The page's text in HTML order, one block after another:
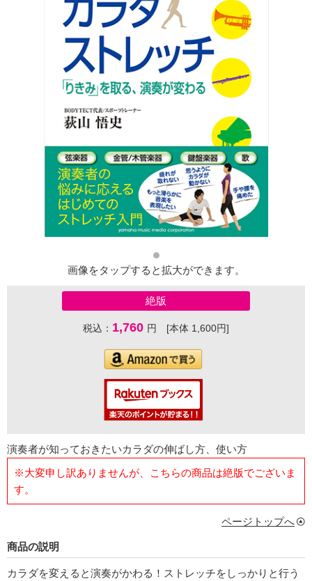
画像をタップすると拡大ができます。
絶版
税込： 1,760 円 [本体 1,600円]
演奏者が知っておきたいカラダの伸ばし方、使い方
※大変申し訳ありませんが、こちらの商品は絶版でございま
す。
ページトップへ
商品の説明
カラダを変えると演奏がかわる！ストレッチをしっかりと行う